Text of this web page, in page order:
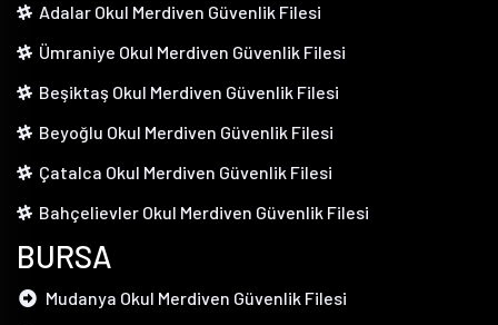
Adalar Okul Merdiven Güvenlik Filesi
Ümraniye Okul Merdiven Güvenlik Filesi
Beşiktaş Okul Merdiven Güvenlik Filesi
Beyoğlu Okul Merdiven Güvenlik Filesi
Çatalca Okul Merdiven Güvenlik Filesi
Bahçelievler Okul Merdiven Güvenlik Filesi
BURSA
Mudanya Okul Merdiven Güvenlik Filesi